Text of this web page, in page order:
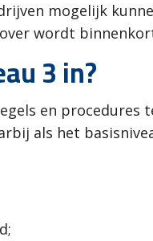
mogelijk
wordt
3 in?
en procedures
als het